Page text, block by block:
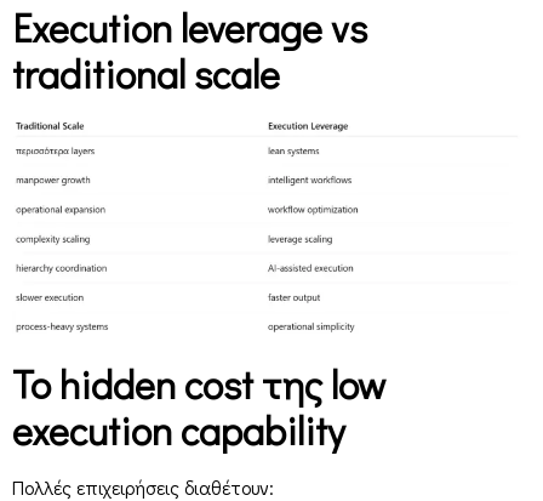
Execution leverage vs
traditional scale
Το hidden cost της low
execution capability
Πολλές επιχειρήσεις διαθέτουν: